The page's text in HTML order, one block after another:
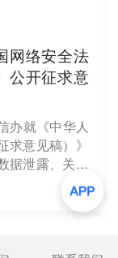
网络安全法
公开征求意
办就《中华人
意见稿）》
据泄露、关键
网络安全后果
百万元以下罚
顿、关闭网站